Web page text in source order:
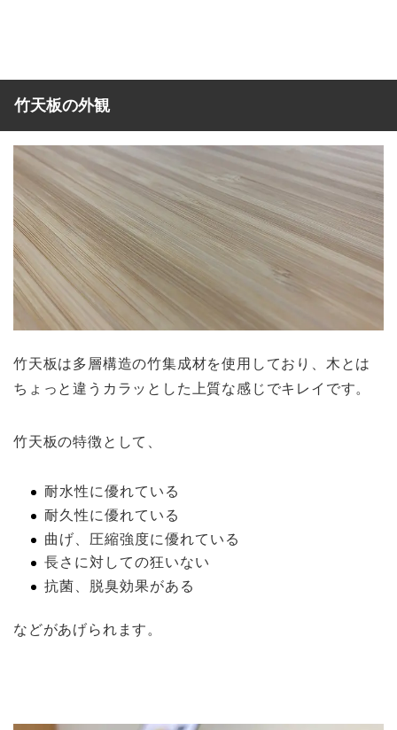
竹天板の外観
竹天板は多層構造の竹集成材を使用しており、木とは
ちょっと違うカラッとした上質な感じでキレイです。
竹天板の特徴として、
耐水性に優れている
耐久性に優れている
曲げ、圧縮強度に優れている
長さに対しての狂いない
抗菌、脱臭効果がある
などがあげられます。